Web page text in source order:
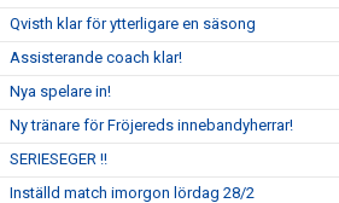
Qvisth klar för ytterligare en säsong
Assisterande coach klar!
Nya spelare in!
Ny tränare för Fröjereds innebandyherrar!
SERIESEGER !!
Inställd match imorgon lördag 28/2